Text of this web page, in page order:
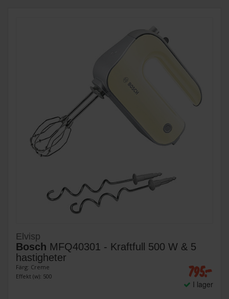
Elvisp
Bosch MFQ40301 - Kraftfull 500 W & 5
hastigheter
Färg: Creme
Effekt (w): 500
795:-
I lager